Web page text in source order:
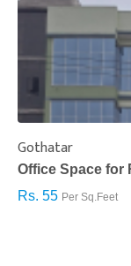
Gothatar
Office Space for
Rs. 55 Per Sq.Feet